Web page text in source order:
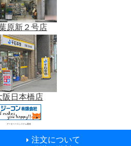
原新２号店
阪日本橋店
データベースシステム開発
注文について